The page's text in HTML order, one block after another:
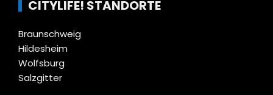
CITYLIFE! STANDORTE
Braunschweig
Hildesheim
Wolfsburg
Salzgitter